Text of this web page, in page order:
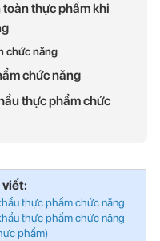
thực phẩm khi
chức năng
chức năng
thực phẩm chức
viết:
thực phẩm chức năng
thực phẩm chức năng
phẩm)